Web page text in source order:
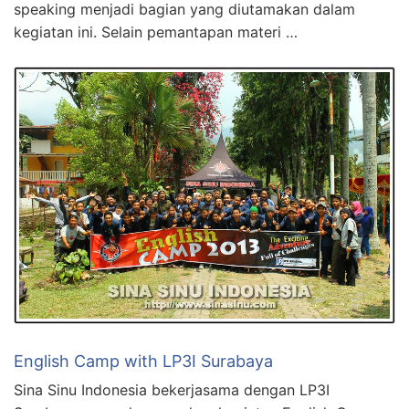
speaking menjadi bagian yang diutamakan dalam
kegiatan ini. Selain pemantapan materi …
English Camp with LP3I Surabaya
Sina Sinu Indonesia bekerjasama dengan LP3I